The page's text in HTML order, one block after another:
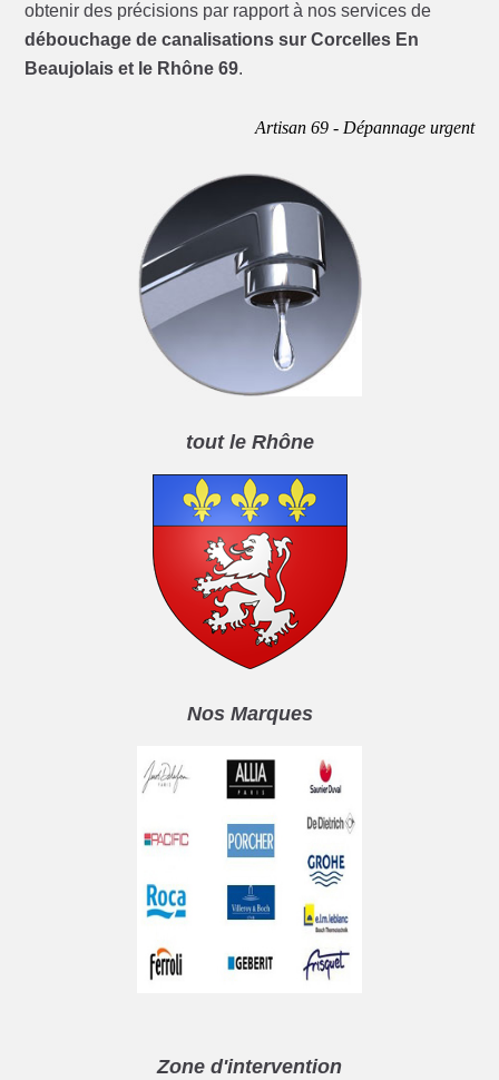
obtenir des précisions par rapport à nos services de
débouchage de canalisations sur Corcelles En
Beaujolais et le Rhône 69.
Artisan 69 - Dépannage urgent
tout le Rhône
Nos Marques
Zone d'intervention